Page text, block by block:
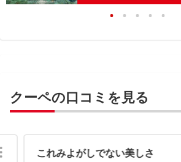
クーペの口コミを見る
これみよがしでない美しさ